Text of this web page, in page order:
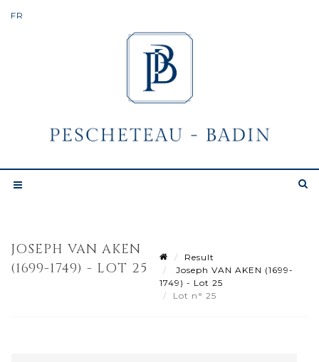
JOSEPH VAN AKEN
(1699-1749) - LOT 25
Result
Joseph VAN AKEN (1699-
1749) - Lot 25
Lot n° 25